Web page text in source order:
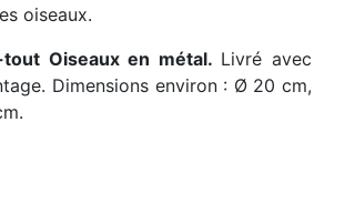
oiseaux.
Oiseaux en métal. Livré avec
Dimensions environ : Ø 20 cm,